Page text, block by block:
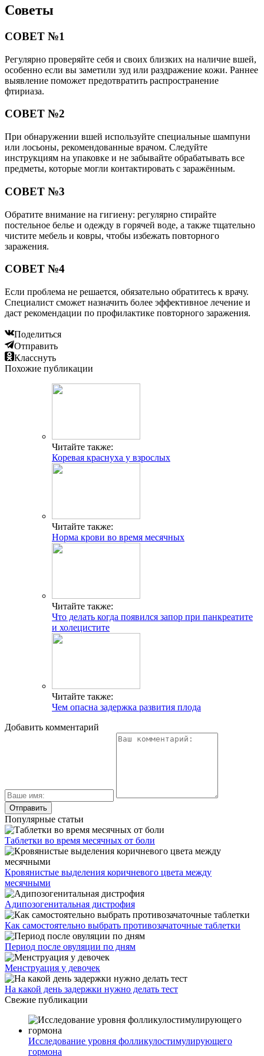
Советы
СОВЕТ №1
Регулярно проверяйте себя и своих близких на наличие вшей,
особенно если вы заметили зуд или раздражение кожи. Раннее
выявление поможет предотвратить распространение
фтириаза.
СОВЕТ №2
При обнаружении вшей используйте специальные шампуни
или лосьоны, рекомендованные врачом. Следуйте
инструкциям на упаковке и не забывайте обрабатывать все
предметы, которые могли контактировать с заражённым.
СОВЕТ №3
Обратите внимание на гигиену: регулярно стирайте
постельное белье и одежду в горячей воде, а также тщательно
чистите мебель и ковры, чтобы избежать повторного
заражения.
СОВЕТ №4
Если проблема не решается, обязательно обратитесь к врачу.
Специалист сможет назначить более эффективное лечение и
даст рекомендации по профилактике повторного заражения.
Поделиться
Отправить
Класснуть
Похожие публикации
Читайте также:
Коревая краснуха у взрослых
Читайте также:
Норма крови во время месячных
Читайте также:
Что делать когда появился запор при панкреатите
и холецистите
Читайте также:
Чем опасна задержка развития плода
Добавить комментарий
Популярные статьи
Таблетки во время месячных от боли
Кровянистые выделения коричневого цвета между
месячными
Адипозогенитальная дистрофия
Как самостоятельно выбрать противозачаточные таблетки
Период после овуляции по дням
Менструация у девочек
На какой день задержки нужно делать тест
Свежие публикации
Исследование уровня фолликулостимулирующего
гормона